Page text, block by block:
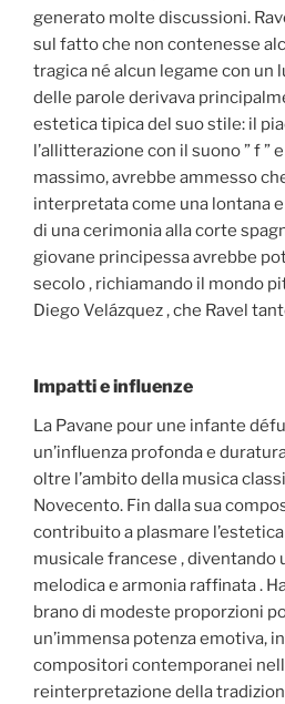
generato molte discussioni.
sul fatto che non contenesse
tragica né alcun legame con un
delle parole derivava
estetica tipica del suo stile: il
l’allitterazione con il suono ” f ”
massimo, avrebbe ammesso
interpretata come una lontana
di una cerimonia alla corte
giovane principessa avrebbe
secolo , richiamando il mondo
Diego Velázquez , che Ravel
Impatti e influenze
La Pavane pour une infante
un’influenza profonda e
oltre l’ambito della musica
Novecento. Fin dalla sua
contribuito a plasmare
musicale francese , diventando
melodica e armonia raffinata .
brano di modeste proporzioni
un’immensa potenza emotiva,
compositori contemporanei
reinterpretazione della